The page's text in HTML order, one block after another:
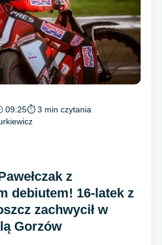
09:25⏱ 3 min czytania
z
debiutem! 16-latek z
zachwycił w
Gorzów